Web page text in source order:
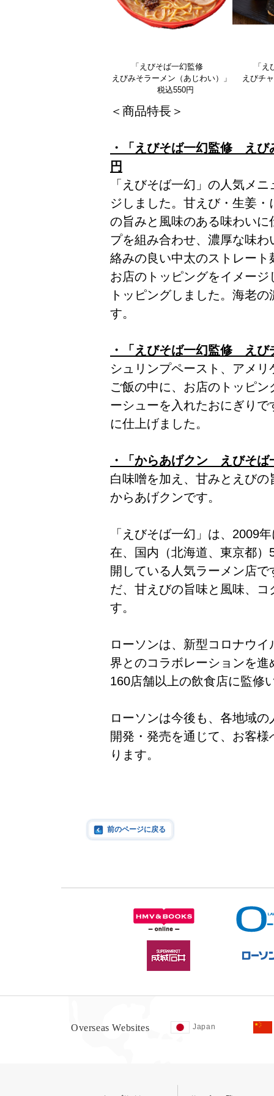
「えびそば一幻監修
えびみそラーメン（あじわい）」
税込550円
「
えびチ
＜商品特長＞
・「えびそば一幻監修 えび
円
「えびそば一幻」の人気メ
ジしました。甘えび・生姜
の旨みと風味のある味わいに
プを組み合わせ、濃厚な味
絡みの良い中太のストレー
お店のトッピングをイメー
トッピングしました。海老
す。
・「えびそば一幻監修 えび
シュリンプペースト、アメ
ご飯の中に、お店のトッピ
ーシューを入れたおにぎり
に仕上げました。
・「からあげクン えびそ
白味噌を加え、甘みとえび
からあげクンです。
「えびそば一幻」は、2009
在、国内（北海道、東京都
開している人気ラーメン店
だ、甘えびの旨味と風味、コ
す。
ローソンは、新型コロナウ
界とのコラボレーションを
160店舗以上の飲食店に監修
ローソンは今後も、各地域
開発・発売を通じて、お客様
ります。
前のページに戻る
Overseas Websites Japan